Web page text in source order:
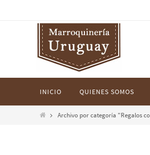
contenido
INICIO QUIENES SOMOS
InicioArchivo por categoría "Regalos